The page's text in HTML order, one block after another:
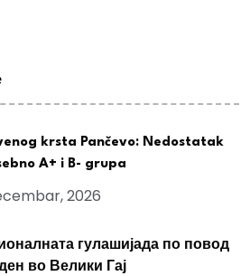
krsta Pančevo: Nedostatak
A+ i B- grupa
2026
гулашијада по повод
во Велики Гај